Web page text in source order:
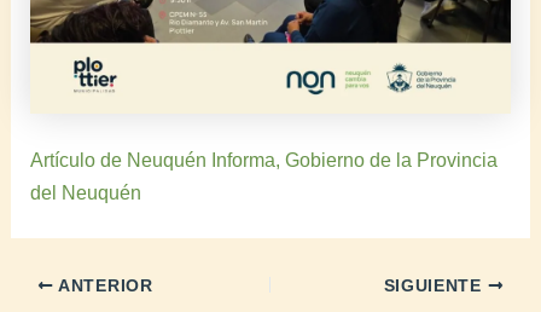
Artículo de Neuquén Informa, Gobierno de la Provincia
del Neuquén
ANTERIOR SIGUIENTE